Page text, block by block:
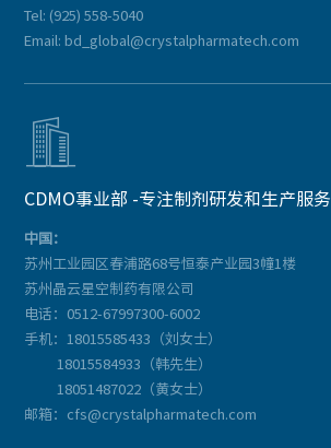
Tel: (925) 558-5040
Email: bd_global@crystalpharmatech.com

CDMO事业部 -专注制剂研发和生产服务
中国：
苏州工业园区春浦路68号恒泰产业园3幢1楼
苏州晶云星空制药有限公司
电话：0512-67997300-6002
手机：18015585433（刘女士）
18015584933（韩先生）
18051487022（黄女士）
邮箱：cfs@crystalpharmatech.com